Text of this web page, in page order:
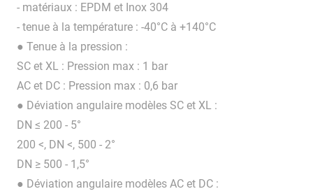
- matériaux : EPDM et Inox 304
- tenue à la température : -40°C à +140°C
● Tenue à la pression :
SC et XL : Pression max : 1 bar
AC et DC : Pression max : 0,6 bar
● Déviation angulaire modèles SC et XL :
DN ≤ 200 - 5°
200 <, DN <, 500 - 2°
DN ≥ 500 - 1,5°
● Déviation angulaire modèles AC et DC :